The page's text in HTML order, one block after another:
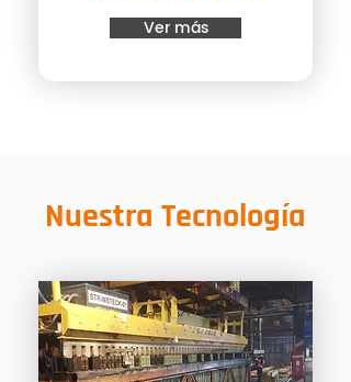
Ver más
Nuestra Tecnología